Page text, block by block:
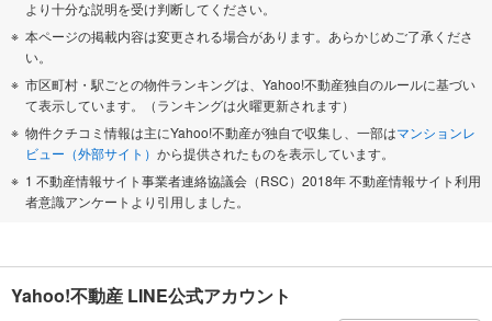
より十分な説明を受け判断してください。
本ページの掲載内容は変更される場合があります。あらかじめご了承くださ
い。
市区町村・駅ごとの物件ランキングは、Yahoo!不動産独自のルールに基づい
て表示しています。（ランキングは火曜更新されます）
物件クチコミ情報は主にYahoo!不動産が独自で収集し、一部はマンションレ
ビュー（外部サイト） から提供されたものを表示しています。
1 不動産情報サイト事業者連絡協議会（RSC）2018年 不動産情報サイト利用
者意識アンケートより引用しました。
Yahoo!不動産 LINE公式アカウント